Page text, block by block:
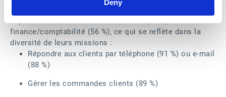
Deny
valorisé. Ils collaborent étroitement avec d'autres
finance/comptabilité (56 %), ce qui se reflète dans la
diversité de leurs missions :
Répondre aux clients par téléphone (91 %) ou e-mail
(88 %)
Gérer les commandes clients (89 %)